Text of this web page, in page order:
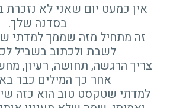
אין כמעט יום שאני לא
בסדנה שלך.
זה מתחיל מזה שממך למדתי
לשבת ולכתוב בשביל
צריך הרגשה, תחושה, רעיון,
אחר כך המילים כבר
למדתי שטקסט טוב הוא כזה